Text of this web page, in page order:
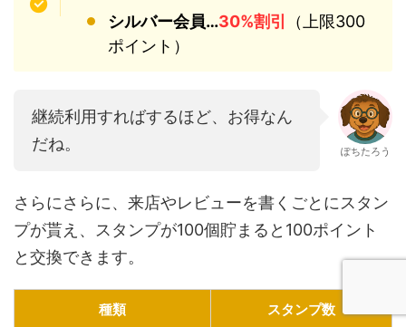
シルバー会員…30%割引
（上限300
ポイント）
継続利用すればするほど、お得なん
だね。
ぽちたろう
さらにさらに、来店やレビューを書くごとにスタン
プが貰え、スタンプが100個貯まると100ポイント
と交換できます。
種類 スタンプ数